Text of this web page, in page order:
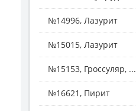
№14996, Лазурит
№15015, Лазурит
№15153, Гроссуляр, ...
№16621, Пирит